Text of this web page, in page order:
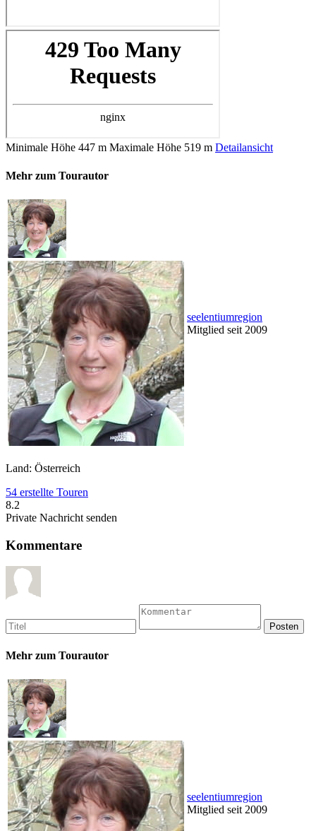
Minimale Höhe 447 m Maximale Höhe 519 m Detailansicht
Mehr zum Tourautor
seelentiumregion
Mitglied seit 2009
Land: Österreich
54 erstellte Touren
8.2
Private Nachricht senden
Kommentare
Mehr zum Tourautor
seelentiumregion
Mitglied seit 2009